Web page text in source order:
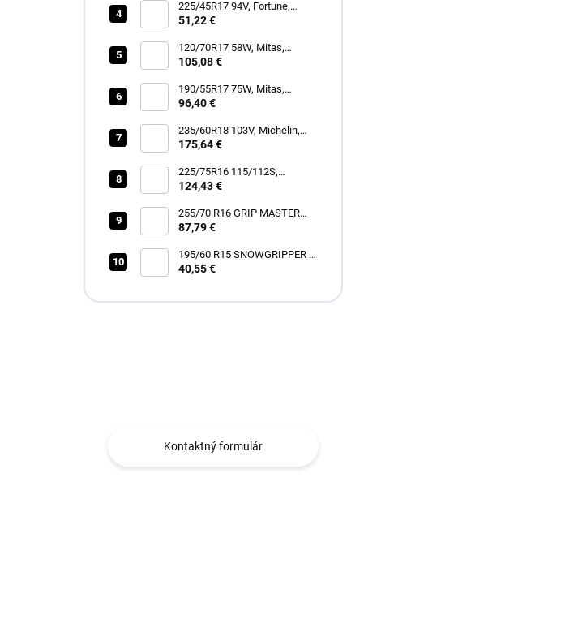
225/45R17 94V, Fortune,
SNOWFUN FSR901
51,22 €
120/70R17 58W, Mitas,
SPORTFORCE+
105,08 €
190/55R17 75W, Mitas,
SPORTFORCE+
96,40 €
235/60R18 103V, Michelin,
LATITUDE TOUR HP
175,64 €
225/75R16 115/112S,
Hankook, RF12 DYNAPRO
124,43 €
255/70 R16 GRIP MASTER
C/S [111] H
87,79 €
195/60 R15 SNOWGRIPPER I
[88] H
40,55 €
Kontaktný formulár